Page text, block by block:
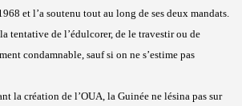
et l’a soutenu tout au long de ses deux mandats.
tentative de l’édulcorer, de le travestir ou de
condamnable, sauf si on ne s’estime pas
la création de l’OUA, la Guinée ne lésina pas sur